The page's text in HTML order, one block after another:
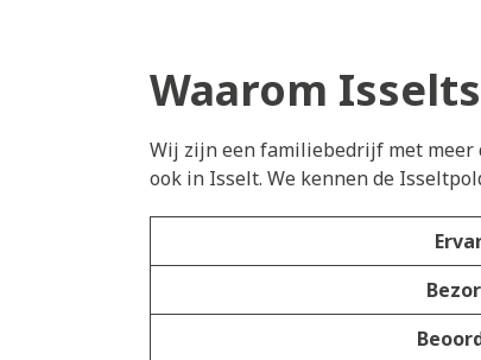
Waarom
Wij zijn een familiebedrijf met meer
ook in Isselt. We kennen de